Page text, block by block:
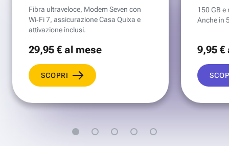
Fibra ultraveloce, Modem Seven con
Wi‑Fi 7, assicurazione Casa Quixa e
attivazione inclusi.
29,95 €al mese
SCOPRI
150 GB e
Anche in
9,95 €